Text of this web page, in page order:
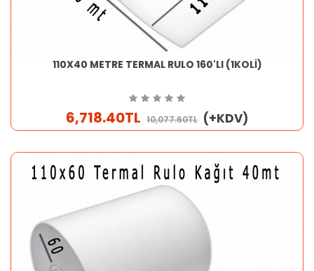
110X40 METRE TERMAL RULO 160'LI (1KOLİ)
6,718.40TL 10,077.60TL (+KDV)